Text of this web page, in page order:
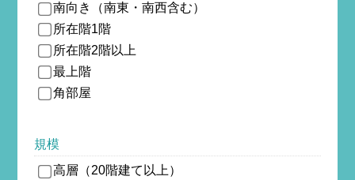
南向き（南東・南西含む）
所在階1階
所在階2階以上
最上階
角部屋
規模
高層（20階建て以上）